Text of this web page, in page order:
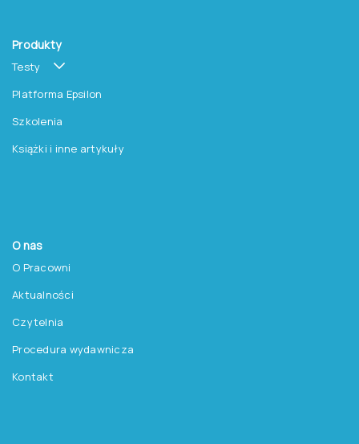
Pracownia Testów Psychologicznych
Polskiego Towarzystwa Psychologicznego sp. z o.o.
NIP: 525-236-80-15
Regon: 140607222
Produkty
Testy
Platforma Epsilon
Szkolenia
Książki i inne artykuły